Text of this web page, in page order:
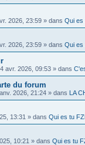
2026, 23:59 » dans Qui es
2026, 23:59 » dans Qui es
avr. 2026, 09:53 » dans
du forum
2026, 21:24 » dans LA
13:31 » dans Qui es tu
10:21 » dans Qui es tu